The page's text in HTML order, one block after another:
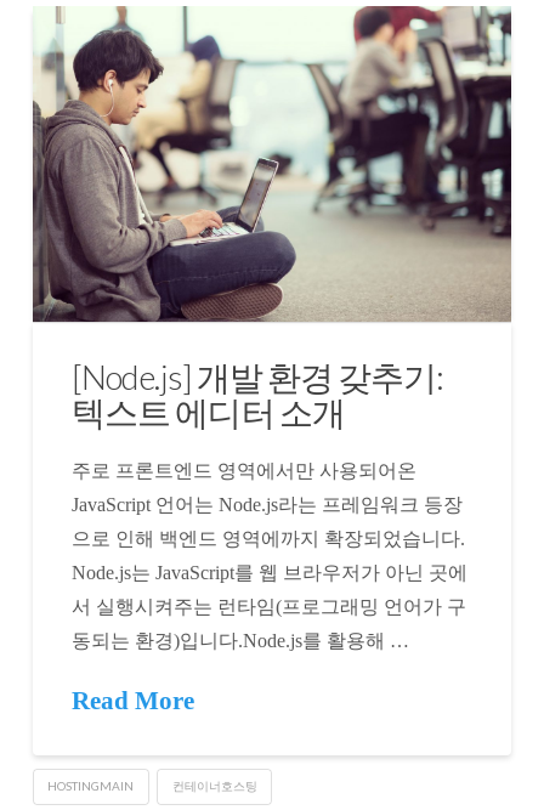
[Node.js] 개발 환경 갖추기:
텍스트 에디터 소개
주로 프론트엔드 영역에서만 사용되어온
JavaScript 언어는 Node.js라는 프레임워크 등장
으로 인해 백엔드 영역에까지 확장되었습니다.
Node.js는 JavaScript를 웹 브라우저가 아닌 곳에
서 실행시켜주는 런타임(프로그래밍 언어가 구
동되는 환경)입니다.Node.js를 활용해 …
Read More
HOSTINGMAIN 컨테이너호스팅